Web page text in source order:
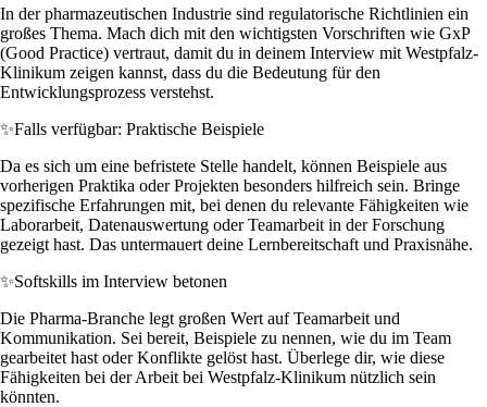
In der pharmazeutischen Industrie sind regulatorische Richtlinien ein
großes Thema. Mach dich mit den wichtigsten Vorschriften wie GxP
(Good Practice) vertraut, damit du in deinem Interview mit Westpfalz-
Klinikum zeigen kannst, dass du die Bedeutung für den
Entwicklungsprozess verstehst.
✨Falls verfügbar: Praktische Beispiele
Da es sich um eine befristete Stelle handelt, können Beispiele aus
vorherigen Praktika oder Projekten besonders hilfreich sein. Bringe
spezifische Erfahrungen mit, bei denen du relevante Fähigkeiten wie
Laborarbeit, Datenauswertung oder Teamarbeit in der Forschung
gezeigt hast. Das untermauert deine Lernbereitschaft und Praxisnähe.
✨Softskills im Interview betonen
Die Pharma-Branche legt großen Wert auf Teamarbeit und
Kommunikation. Sei bereit, Beispiele zu nennen, wie du im Team
gearbeitet hast oder Konflikte gelöst hast. Überlege dir, wie diese
Fähigkeiten bei der Arbeit bei Westpfalz-Klinikum nützlich sein
könnten.